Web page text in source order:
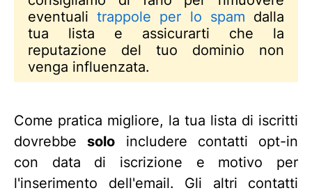
eventualitrappole per lo spam dalla
tua lista e assicurarti che la
reputazione del tuo dominio non
venga influenzata.
Come pratica migliore, la tua lista di iscritti
dovrebbesolo includere contatti opt-in
con data di iscrizione e motivo per
l'inserimento dell'email. Gli altri contatti